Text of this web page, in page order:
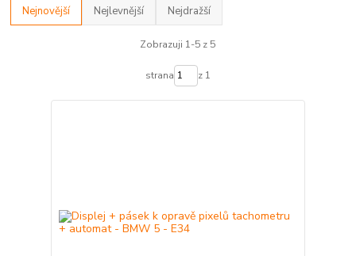
Nejnovější Nejlevnější Nejdražší
Zobrazuji 1-5 z 5
strana z 1